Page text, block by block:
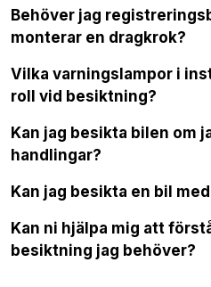
Behöver jag
monterar en dragkrok?
Vilka varningslampor i
roll vid besiktning?
Kan jag besikta bilen om
handlingar?
Kan jag besikta en bil
Kan ni hjälpa mig att
besiktning jag behöver?